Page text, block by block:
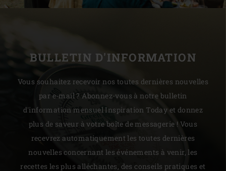
BULLETIN D'INFORMATION
Vous souhaitez recevoir nos toutes dernières nouvelles
par e-mail ? Abonnez-vous à notre bulletin
d'information mensuel Inspiration Today et donnez
plus de saveur à votre boîte de messagerie ! Vous
recevrez automatiquement les toutes dernières
nouvelles concernant les événements à venir, les
recettes les plus alléchantes, des conseils pratiques et